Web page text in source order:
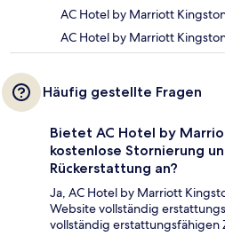
AC Hotel by Marriott
AC Hotel by Marriott
Häufig gestellte Fragen
Bietet AC Hotel by
kostenlose Stornierung
Rückerstattung an?
Ja, AC Hotel by Marriott
Website vollständig
vollständig erstattungsfähigen